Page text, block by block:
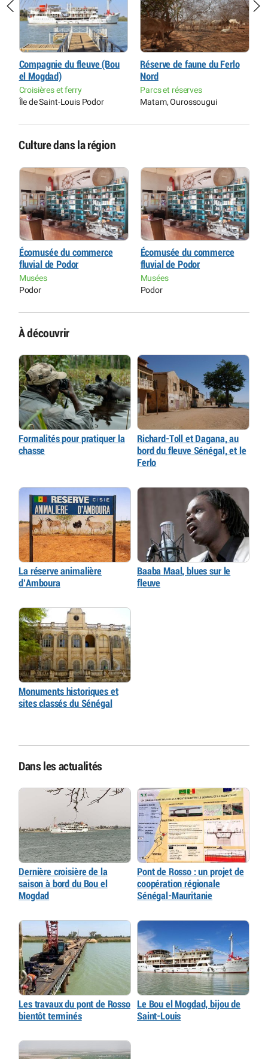
Compagnie du fleuve (Bou
el Mogdad)
Croisières et ferry
Île de Saint-Louis Podor
Réserve de faune du Ferlo
Nord
Parcs et réserves
Matam, Ourossougui
Culture dans la région
Écomusée du commerce
fluvial de Podor
Musées
Podor
Écomusée du commerce
fluvial de Podor
Musées
Podor
À découvrir
Formalités pour pratiquer la
chasse
Richard-Toll et Dagana, au
bord du fleuve Sénégal, et le
Ferlo
La réserve animalière
d’Amboura
Baaba Maal, blues sur le
fleuve
Monuments historiques et
sites classés du Sénégal
Dans les actualités
Dernière croisière de la
saison à bord du Bou el
Mogdad
Pont de Rosso : un projet de
coopération régionale
Sénégal-Mauritanie
Les travaux du pont de Rosso
bientôt terminés
Le Bou el Mogdad, bijou de
Saint-Louis